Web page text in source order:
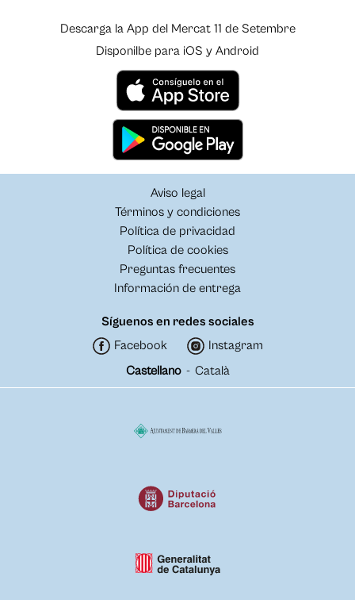
Descarga la App del Mercat 11 de Setembre
Disponilbe para iOS y Android
Aviso legal
Términos y condiciones
Política de privacidad
Política de cookies
Preguntas frecuentes
Información de entrega
Síguenos en redes sociales
Facebook
Instagram
Castellano - Català